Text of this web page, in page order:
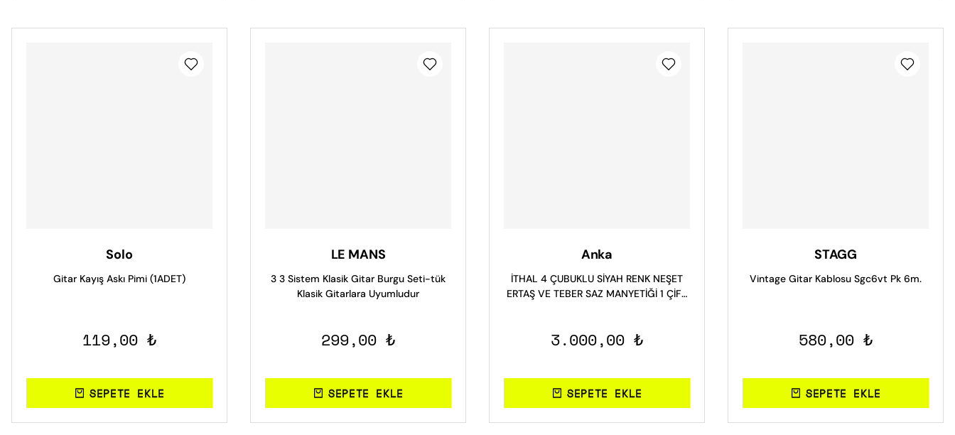
Solo
Gitar Kayış Askı Pimi (1ADET)
119,00 ₺
SEPETE EKLE
LE MANS
3 3 Sistem Klasik Gitar Burgu Seti-tük
Klasik Gitarlara Uyumludur
299,00 ₺
SEPETE EKLE
Anka
İTHAL 4 ÇUBUKLU SİYAH RENK NEŞET
ERTAŞ VE TEBER SAZ MANYETİĞİ 1 ÇİFT
3.000,00 ₺
SEPETE EKLE
STAGG
Vintage Gitar Kablosu Sgc6vt Pk 6m.
580,00 ₺
SEPETE EKLE